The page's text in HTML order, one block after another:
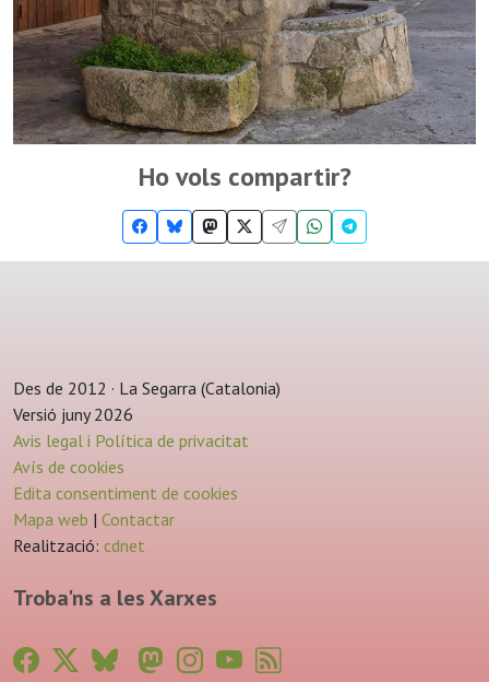
Ho vols compartir?
Des de 2012 · La Segarra (Catalonia)
Versió juny 2026
Avis legal i Política de privacitat
Avís de cookies
Edita consentiment de cookies
Mapa web | Contactar
Realització: cdnet
Troba'ns a les Xarxes